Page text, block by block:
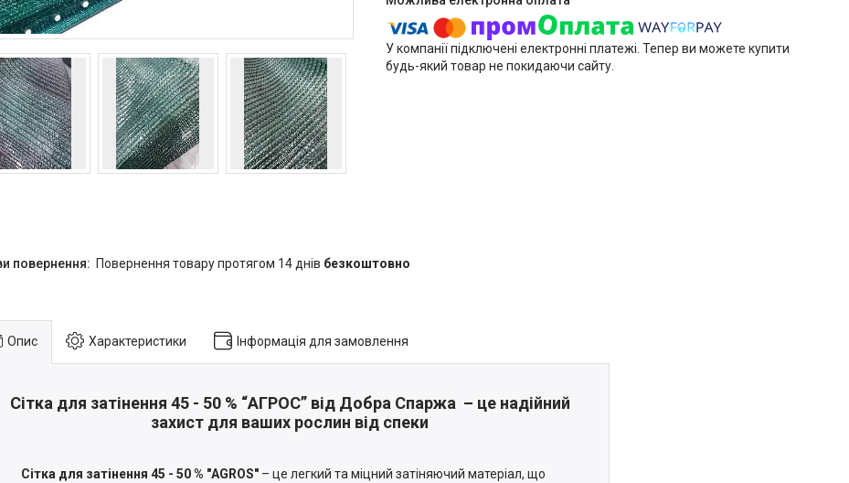
У компанії підключені електронні платежі. Тепер ви можете купити
будь-який товар не покидаючи сайту.
повернення товару протягом 14 днів безкоштовно
Опис Характеристики Інформація для замовлення
Сітка для затінення 45 - 50 % “AГРОС” від Добра Спаржа – це надійний
захист для ваших рослин від спеки
Сітка для затінення 45 - 50 % "AGROS" – це легкий та міцний затіняючий матеріал, що